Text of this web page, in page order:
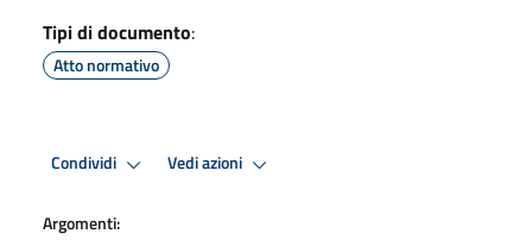
Tipi di documento:
Atto normativo
Condividi Vedi azioni
Argomenti: